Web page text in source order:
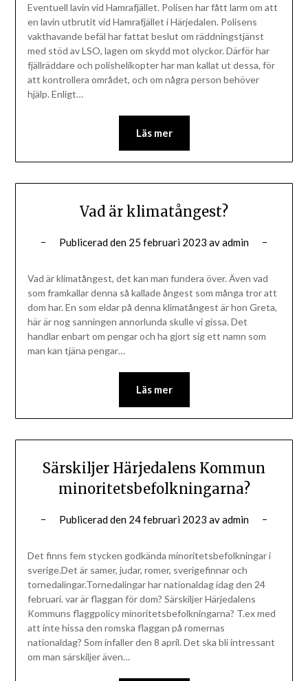
Eventuell lavin vid Hamrafjället. Polisen har fått larm om att
en lavin utbrutit vid Hamrafjället i Härjedalen. Polisens
vakthavande befäl har fattat beslut om räddningstjänst
med stöd av LSO, lagen om skydd mot olyckor. Därför har
fjällräddare och polishelikopter har man kallat ut dessa, för
att kontrollera området, och om några person behöver
hjälp. Enligt…
Läs mer
Vad är klimatångest?
Publicerad den 25 februari 2023 avadmin
Vad är klimatångest, det kan man fundera över. Även vad
som framkallar denna så kallade ångest som många tror att
dom har. En som eldar på denna klimatångest är hon Greta,
här är nog sanningen annorlunda skulle vi gissa. Det
handlar enbart om pengar och ha gjort sig ett namn som
man kan tjäna pengar…
Läs mer
Särskiljer Härjedalens Kommun
minoritetsbefolkningarna?
Publicerad den 24 februari 2023 avadmin
Det finns fem stycken godkända minoritetsbefolkningar i
sverige.Det är samer, judar, romer, sverigefinnar och
tornedalingar.Tornedalingar har nationaldag idag den 24
februari. var är flaggan för dom? Särskiljer Härjedalens
Kommuns flaggpolicy minoritetsbefolkningarna? T.ex med
att inte hissa den romska flaggan på romernas
nationaldag? Som infaller den 8 april. Det ska bli intressant
om man särskiljer även…